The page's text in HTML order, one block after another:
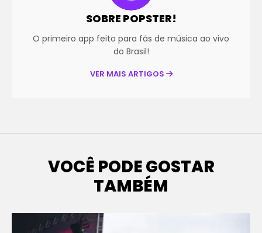
SOBRE POPSTER!
O primeiro app feito para fãs de música ao vivo
do Brasil!
VER MAIS ARTIGOS
VOCÊ PODE GOSTAR
TAMBÉM